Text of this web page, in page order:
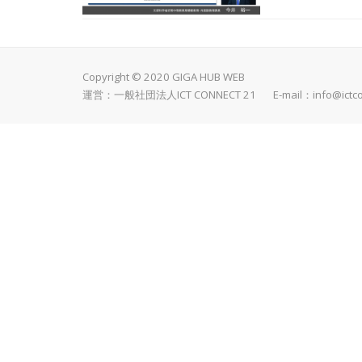
Copyright © 2020 GIGA HUB WEB
運営：一般社団法人ICT CONNECT 21 E-mail：